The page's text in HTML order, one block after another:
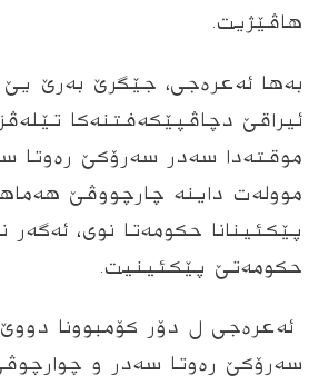
هاڤێژیت.
به‌ها ئه‌عره‌جى، جێگرێ به‌رێ
ئیراقێ دچاڤپێكه‌فتنه‌كا
مووله‌ت داینه‌ چارچووڤێ
پێكئینانا حكومه‌تا نوى،
حكومه‌تێ پێكئینیت.
ئه‌عره‌جى ل دۆر كۆمبوونا دووێ
سه‌رۆكێ ره‌وتا سه‌در و